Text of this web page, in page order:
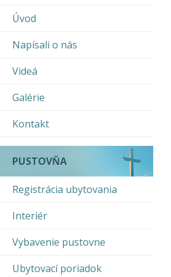
Úvod
Napísali o nás
Videá
Galérie
Kontakt
PUSTOVŇA
Registrácia ubytovania
Interiér
Vybavenie pustovne
Ubytovací poriadok